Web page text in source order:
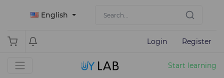
English
Login Register
Start learning